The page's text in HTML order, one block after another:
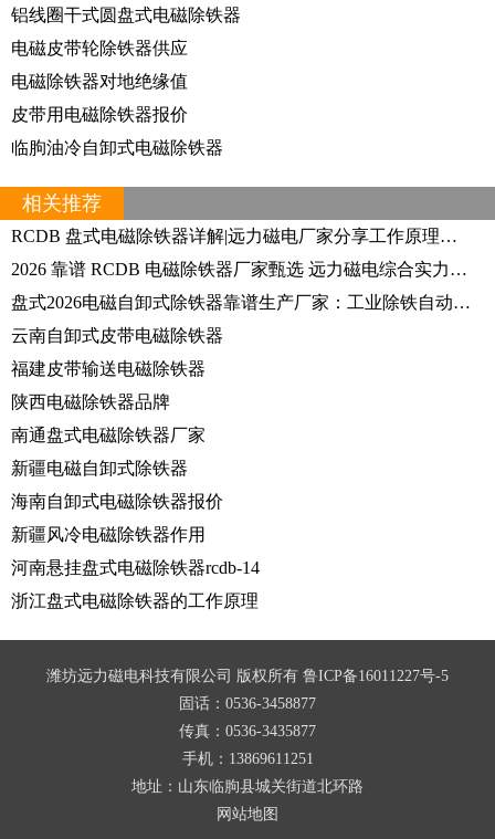
铝线圈干式圆盘式电磁除铁器
电磁皮带轮除铁器供应
电磁除铁器对地绝缘值
皮带用电磁除铁器报价
临朐油冷自卸式电磁除铁器
相关推荐
RCDB 盘式电磁除铁器详解|远力磁电厂家分享工作原理与现场应用案例
2026 靠谱 RCDB 电磁除铁器厂家甄选 远力磁电综合实力获市场认可
盘式2026电磁自卸式除铁器靠谱生产厂家：工业除铁自动化的核心装备如何选择
云南自卸式皮带电磁除铁器
福建皮带输送电磁除铁器
陕西电磁除铁器品牌
南通盘式电磁除铁器厂家
新疆电磁自卸式除铁器
海南自卸式电磁除铁器报价
新疆风冷电磁除铁器作用
河南悬挂盘式电磁除铁器rcdb-14
浙江盘式电磁除铁器的工作原理
潍坊远力磁电科技有限公司 版权所有 鲁ICP备16011227号-5
固话：0536-3458877
传真：0536-3435877
手机：13869611251
地址：山东临朐县城关街道北环路
网站地图